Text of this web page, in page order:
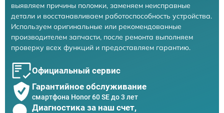
выявляем причины поломки, заменяем неисправные
детали и восстанавливаем работоспособность устройства.
Используем оригинальные или рекомендованные
производителем запчасти, после ремонта выполняем
проверку всех функций и предоставляем гарантию.
Официальный сервис
Гарантийное обслуживание
смартфона Honor 60 SE до 3 лет
Диагностика за наш счет,